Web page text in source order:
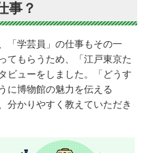
事？
「学芸員」の仕事もその一
てもらうため、「江戸東京た
ビューをしました。「どうす
に博物館の魅力を伝える
分かりやすく教えていただき